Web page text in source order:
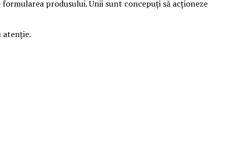
produsului. Unii sunt concepuți să acționeze
atenție.